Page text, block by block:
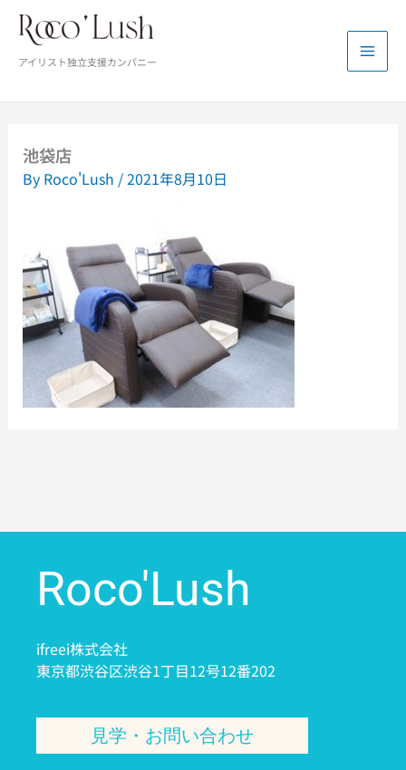
キ
アイリスト独立支援カンパニー
池袋店
By Roco'Lush /2021年8月10日
Roco'Lush
ifreei株式会社
東京都渋谷区渋谷1丁目12号12番202
見学・お問い合わせ